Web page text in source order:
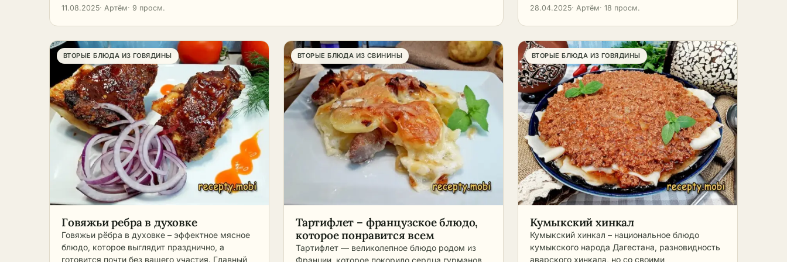
жесткого и сухого мяса тушение
– это лучший способ
приготовления. Тушат его при
умеренной температуре в
закрытой толстостенной посуде
на плите, в печи или духовке. На
дно посуды добавляют немного
жидкости, и только после этого
туда укладывают продукты.
Чтобы получить блюдо с
хрустящей корочкой,
предварительно мясо слегка
обжаривают на сковороде.
Ставят посуду с мясом сразу на
минимума. В духовку можно
поместить мясо сразу в
холодную, а затем ее нагревать.
11.08.2025· Артём· 9 просм. 28.04.2025· Артём· 18 просм.
ВТОРЫЕ БЛЮДА ИЗ ГОВЯДИНЫ
Говяжьи ребра в духовке
Говяжьи рёбра в духовке – эффектное мясное
блюдо, которое выглядит празднично, а
готовится почти без вашего участия. Главный
ВТОРЫЕ БЛЮДА ИЗ СВИНИНЫ
Тартифлет – французское блюдо,
которое понравится всем
Тартифлет — великолепное блюдо родом из
Франции, которое покорило сердца гурманов
ВТОРЫЕ БЛЮДА ИЗ ГОВЯДИНЫ
Кумыкский хинкал
Кумыкский хинкал – национальное блюдо
кумыкского народа Дагестана, разновидность
аварского хинкала, но со своими